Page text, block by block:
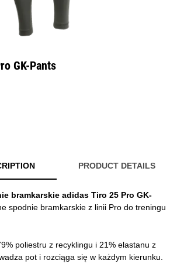
GK-Pants
PRODUCT DETAILS
bramkarskie adidas Tiro 25 Pro GK-
spodnie bramkarskie z linii Pro do treningu
poliestru z recyklingu i 21% elastanu z
pot i rozciąga się w każdym kierunku.